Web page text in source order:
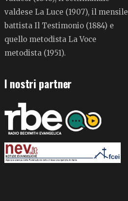
valdese La Luce (1907), il mensile
battista Il Testimonio (1884) e
quello metodista La Voce
metodista (1951).
I nostri partner